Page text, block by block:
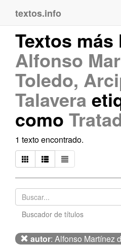
textos.info
Textos
Alfonso
Toledo,
Talavera
como
1 texto encontrado.
Buscador de títulos
autor: Alfonso Martínez